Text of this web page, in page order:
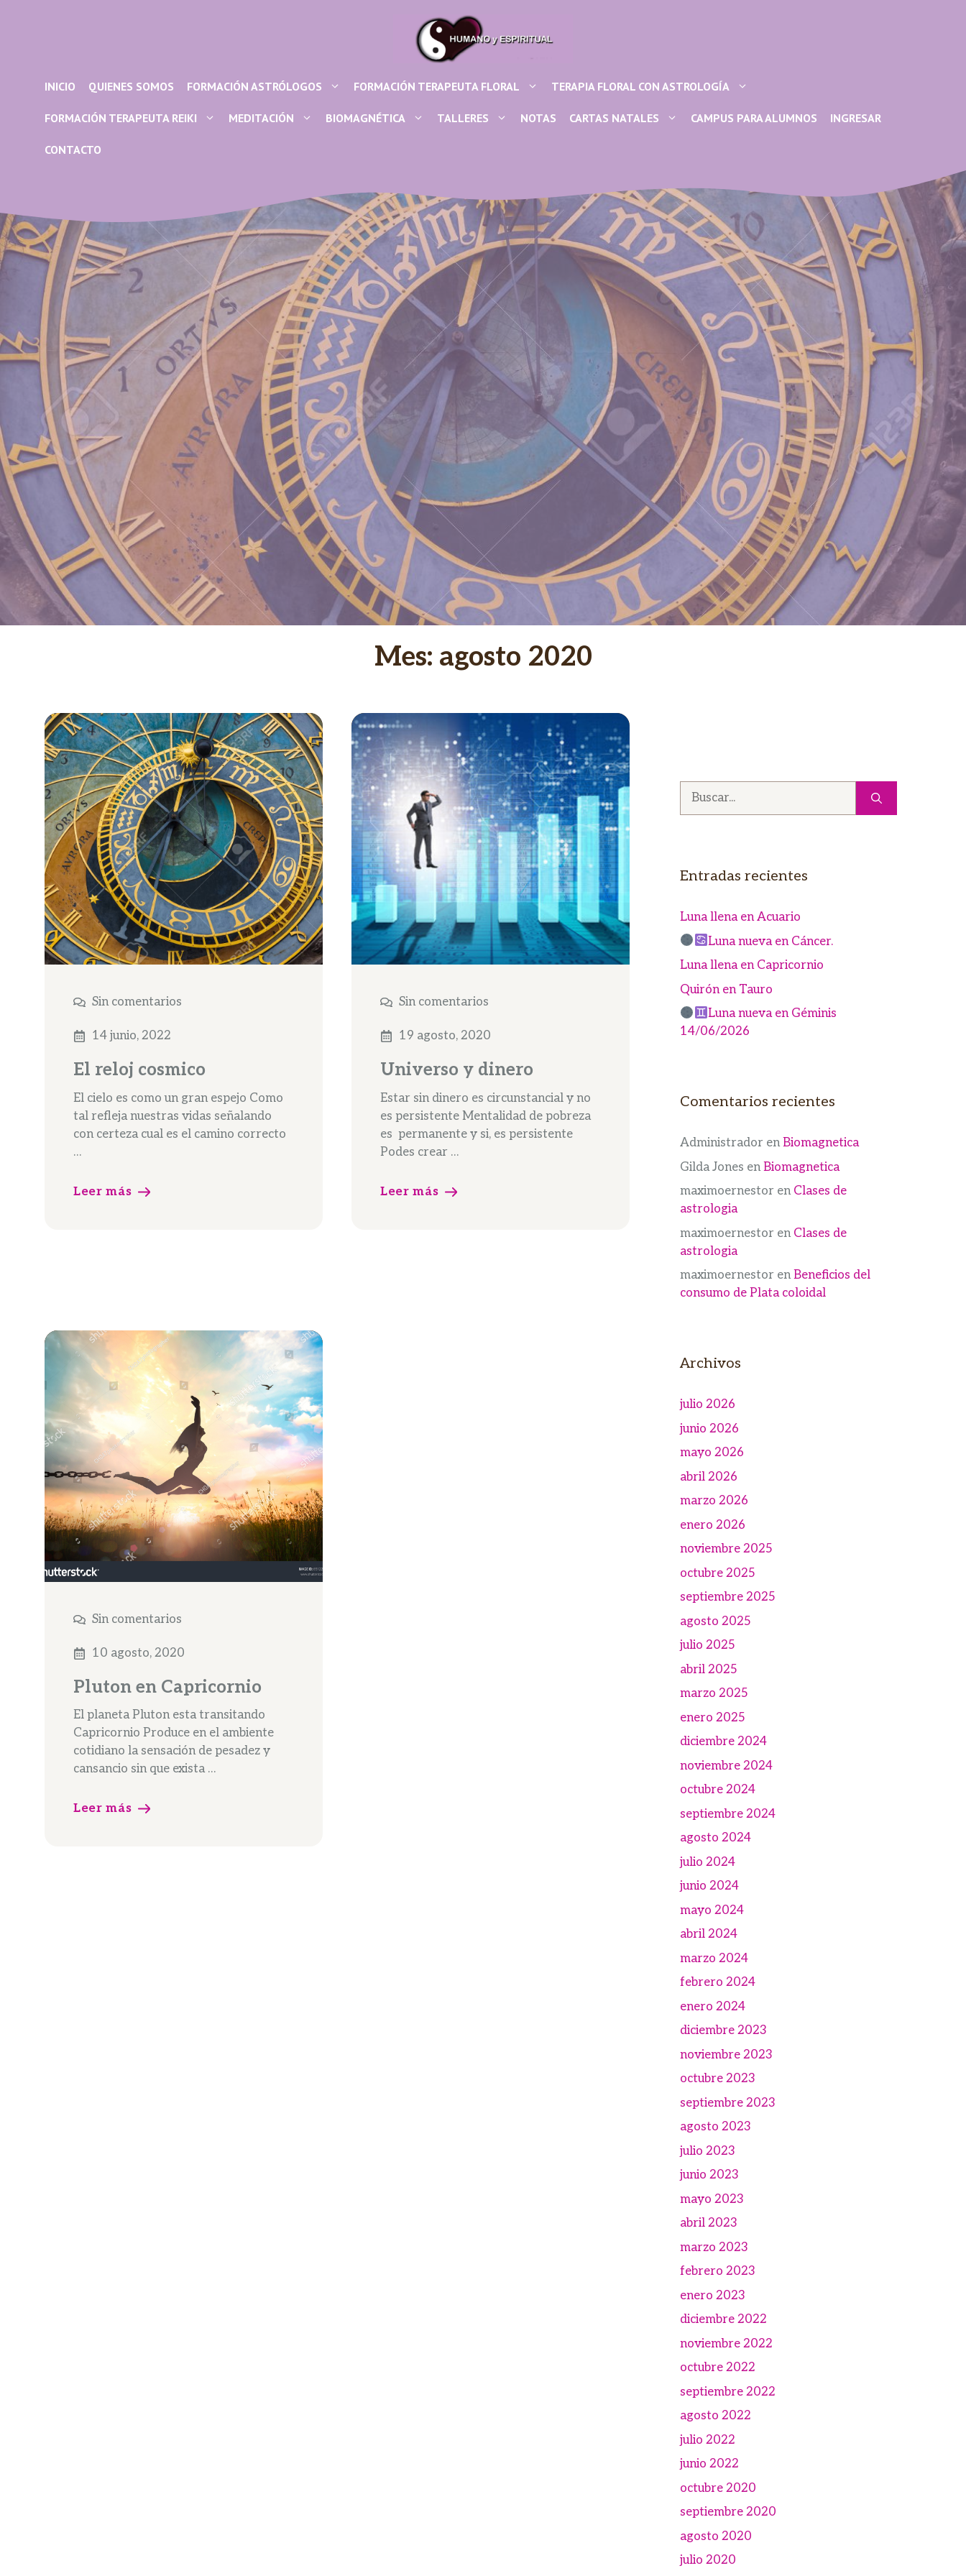
INICIO QUIENES SOMOS FORMACIÓN ASTRÓLOGOS FORMACIÓN TERAPEUTA FLORAL TERAPIA FLORAL CON ASTROLOGÍA
FORMACIÓN TERAPEUTA REIKI MEDITACIÓN BIOMAGNÉTICA TALLERES NOTAS CARTAS NATALES CAMPUS PARA ALUMNOS INGRESAR
CONTACTO
Mes: agosto 2020
Sin comentarios
14 junio, 2022
El reloj cosmico
El cielo es como un gran espejo Como
tal refleja nuestras vidas señalando
con certeza cual es el camino correcto
…
Leer más
Sin comentarios
19 agosto, 2020
Universo y dinero
Estar sin dinero es circunstancial y no
es persistente Mentalidad de pobreza
es permanente y si, es persistente
Podes crear …
Leer más
Sin comentarios
10 agosto, 2020
Pluton en Capricornio
El planeta Pluton esta transitando
Capricornio Produce en el ambiente
cotidiano la sensación de pesadez y
cansancio sin que exista …
Leer más
Buscar:
Entradas recientes
Luna llena en Acuario
Luna nueva en Cáncer.
Luna llena en Capricornio
Quirón en Tauro
Luna nueva en Géminis
14/06/2026
Comentarios recientes
Administrador enBiomagnetica
Gilda Jones enBiomagnetica
maximoernestor en Clases de
astrologia
maximoernestor en Clases de
astrologia
maximoernestor enBeneficios del
consumo de Plata coloidal
Archivos
julio 2026
junio 2026
mayo 2026
abril 2026
marzo 2026
enero 2026
noviembre 2025
octubre 2025
septiembre 2025
agosto 2025
julio 2025
abril 2025
marzo 2025
enero 2025
diciembre 2024
noviembre 2024
octubre 2024
septiembre 2024
agosto 2024
julio 2024
junio 2024
mayo 2024
abril 2024
marzo 2024
febrero 2024
enero 2024
diciembre 2023
noviembre 2023
octubre 2023
septiembre 2023
agosto 2023
julio 2023
junio 2023
mayo 2023
abril 2023
marzo 2023
febrero 2023
enero 2023
diciembre 2022
noviembre 2022
octubre 2022
septiembre 2022
agosto 2022
julio 2022
junio 2022
octubre 2020
septiembre 2020
agosto 2020
julio 2020